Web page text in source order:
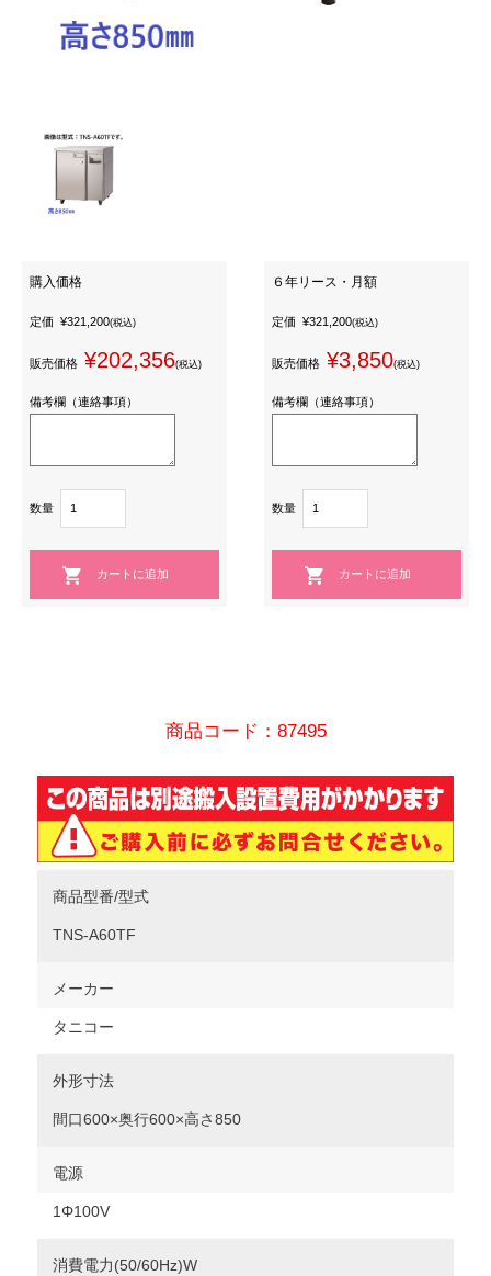
購入価格
定価 ¥321,200(税込)
販売価格 ¥202,356(税込)
備考欄（連絡事項）
数量
６年リース・月額
定価 ¥321,200(税込)
販売価格 ¥3,850(税込)
備考欄（連絡事項）
数量
商品コード：87495
商品型番/型式
TNS-A60TF
メーカー
タニコー
外形寸法
間口600×奥行600×高さ850
電源
1Φ100V
消費電力(50/60Hz)W